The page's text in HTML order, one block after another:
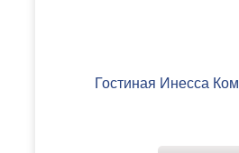
Гостиная Инесса